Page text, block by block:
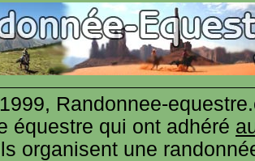
Randonnee-
équestre qui ont adhéré
organisent une